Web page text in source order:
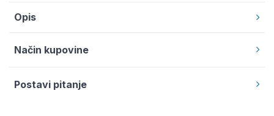
Opis
Način kupovine
Postavi pitanje